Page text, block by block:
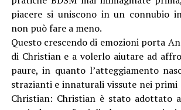
piacere si uniscono in un connubio
non può fare a meno.
Questo crescendo di emozioni porta
di Christian e a volerlo aiutare ad
paure, in quanto l’atteggiamento
strazianti e innaturali vissute nei primi
Christian: Christian è stato adottato